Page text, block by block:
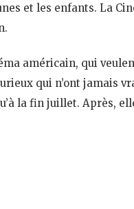
et les enfants. La
américain, qui
qui n’ont jamais
la fin juillet. Après,